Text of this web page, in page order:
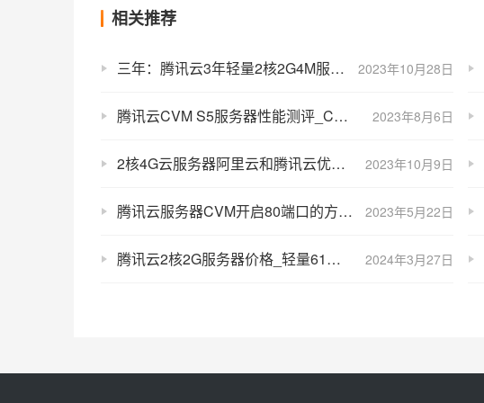
相关推荐
2023年10月28日
三年：腾讯云3年轻量2核2G4M服务器366三年
2023年8月6日
腾讯云CVM S5服务器性能测评_CPU性能_租用费用
2023年10月9日
2核4G云服务器阿里云和腾讯云优惠价格和性能对比
2023年5月22日
腾讯云服务器CVM开启80端口的方法（在安全组开通）
2024年3月27日
腾讯云2核2G服务器价格_轻量61元1年_CVM优惠312元15个月